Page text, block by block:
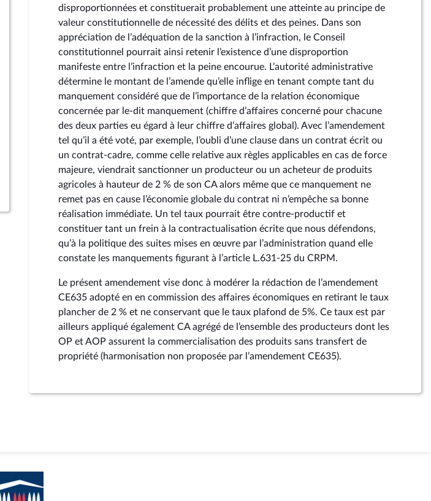
disproportionnées et constituerait probablement une atteinte au principe de
valeur constitutionnelle de nécessité des délits et des peines. Dans son
appréciation de l’adéquation de la sanction à l’infraction, le Conseil
constitutionnel pourrait ainsi retenir l’existence d’une disproportion
manifeste entre l’infraction et la peine encourue. L’autorité administrative
détermine le montant de l’amende qu’elle inflige en tenant compte tant du
manquement considéré que de l’importance de la relation économique
concernée par le-dit manquement (chiffre d’affaires concerné pour chacune
des deux parties eu égard à leur chiffre d’affaires global). Avec l’amendement
tel qu’il a été voté, par exemple, l’oubli d’une clause dans un contrat écrit ou
un contrat-cadre, comme celle relative aux règles applicables en cas de force
majeure, viendrait sanctionner un producteur ou un acheteur de produits
agricoles à hauteur de 2 % de son CA alors même que ce manquement ne
remet pas en cause l’économie globale du contrat ni n’empêche sa bonne
réalisation immédiate. Un tel taux pourrait être contre-productif et
constituer tant un frein à la contractualisation écrite que nous défendons,
qu’à la politique des suites mises en œuvre par l’administration quand elle
constate les manquements figurant à l’article L.631-25 du CRPM.
Le présent amendement vise donc à modérer la rédaction de l’amendement
CE635 adopté en en commission des affaires économiques en retirant le taux
plancher de 2 % et ne conservant que le taux plafond de 5%. Ce taux est par
ailleurs appliqué également CA agrégé de l’ensemble des producteurs dont les
OP et AOP assurent la commercialisation des produits sans transfert de
propriété (harmonisation non proposée par l’amendement CE635).